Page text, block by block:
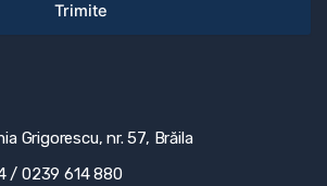
Trimite
Grigorescu, nr. 57, Brăila
/ 0239 614 880